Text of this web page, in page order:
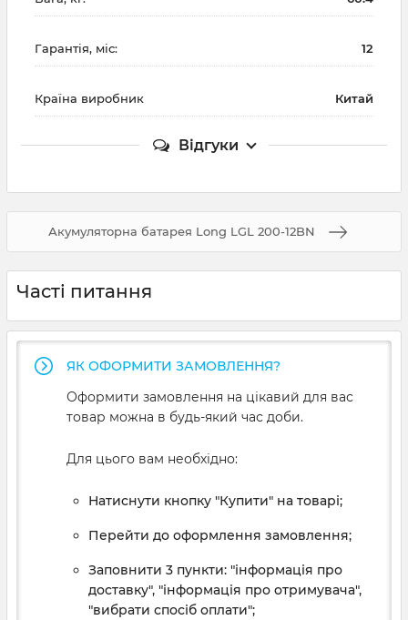
Гарантія, міс: 12
Країна виробник Китай
Відгуки
Акумуляторна батарея Long LGL 200-12BN
Часті питання
ЯК ОФОРМИТИ ЗАМОВЛЕННЯ?
Оформити замовлення на цікавий для вас
товар можна в будь-який час доби.
Для цього вам необхідно:
Натиснути кнопку "Купити" на товарі;
Перейти до оформлення замовлення;
Заповнити 3 пункти: "інформація про
доставку", "інформація про отримувача",
"вибрати спосіб оплати";